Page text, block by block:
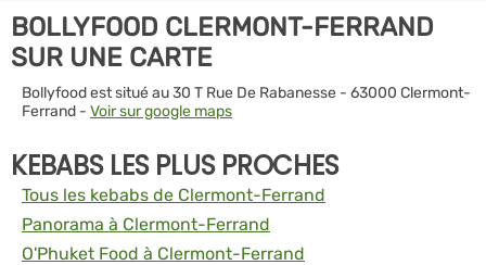
BOLLYFOOD CLERMONT-FERRAND
SUR UNE CARTE
Bollyfood est situé au 30 T Rue De Rabanesse - 63000 Clermont-
Ferrand - Voir sur google maps
KEBABS LES PLUS PROCHES
Tous les kebabs de Clermont-Ferrand
Panorama à Clermont-Ferrand
O'Phuket Food à Clermont-Ferrand